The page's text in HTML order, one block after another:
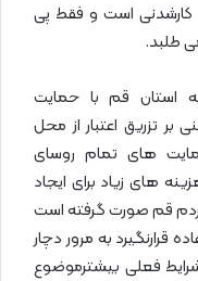
کارشدنی است و فقط پی
طلبد.
استان قم با حمایت
تزریق اعتبار از محل
های تمام روسای
های زیاد برای ایجاد
قم صورت گرفته است
قرارنگیرد به مرور دچار
فعلی بیشترموضوع